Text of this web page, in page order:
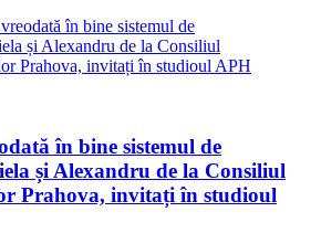
în bine sistemul de
și Alexandru de la Consiliul
Prahova, invitați în studioul